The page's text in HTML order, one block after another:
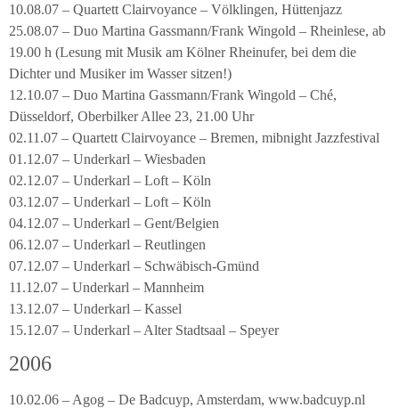
10.08.07 – Quartett Clairvoyance – Völklingen, Hüttenjazz
25.08.07 – Duo Martina Gassmann/Frank Wingold – Rheinlese, ab
19.00 h (Lesung mit Musik am Kölner Rheinufer, bei dem die
Dichter und Musiker im Wasser sitzen!)
12.10.07 – Duo Martina Gassmann/Frank Wingold – Ché,
Düsseldorf, Oberbilker Allee 23, 21.00 Uhr
02.11.07 – Quartett Clairvoyance – Bremen, mibnight Jazzfestival
01.12.07 – Underkarl – Wiesbaden
02.12.07 – Underkarl – Loft – Köln
03.12.07 – Underkarl – Loft – Köln
04.12.07 – Underkarl – Gent/Belgien
06.12.07 – Underkarl – Reutlingen
07.12.07 – Underkarl – Schwäbisch-Gmünd
11.12.07 – Underkarl – Mannheim
13.12.07 – Underkarl – Kassel
15.12.07 – Underkarl – Alter Stadtsaal – Speyer
2006
10.02.06 – Agog – De Badcuyp, Amsterdam, www.badcuyp.nl